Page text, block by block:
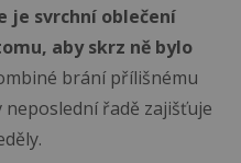
je svrchní oblečení
aby skrz ně bylo
brání přílišnému
řadě zajišťuje